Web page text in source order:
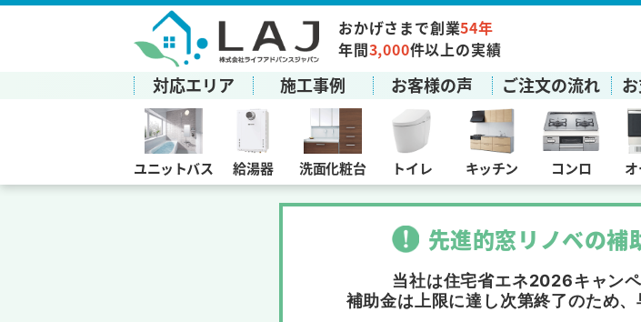
おかげさまで創業54年
年間3,000件以上の実績
対応エリア 施工事例 お客様の声 ご注文の流れ
ユニットバス 給湯器 洗面化粧台 トイレ キッチン コンロ
先進的窓リノベの補
当社は住宅省エネ2026キャン
補助金は上限に達し次第終了のため、